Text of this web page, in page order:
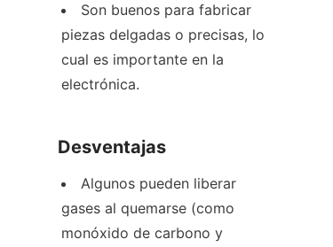
Son buenos para fabricar
piezas delgadas o precisas, lo
cual es importante en la
electrónica.
Desventajas
Algunos pueden liberar
gases al quemarse (como
monóxido de carbono y